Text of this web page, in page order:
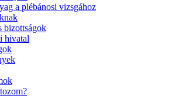
a plébánosi vizsgához
bizottságok
hivatal